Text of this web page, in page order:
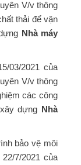
V/v thông
thải để vận
Nhà máy
03/2021 của
V/v thông
các công
dựng Nhà
bảo vệ môi
7/2021 của